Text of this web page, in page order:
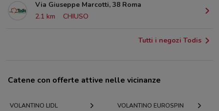
Via Giuseppe Marcotti, 38 Roma
2.1 km
CHIUSO
Tutti i negozi Todis
Catene con offerte attive nelle vicinanze
VOLANTINO LIDL VOLANTINO EUROSPIN